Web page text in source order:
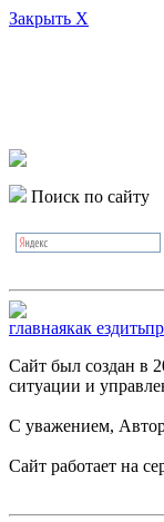
Закрыть X
Поиск по сайту
главнаякак ездить
Сайт был создан в
ситуации и
С уважением,
Сайт работает на